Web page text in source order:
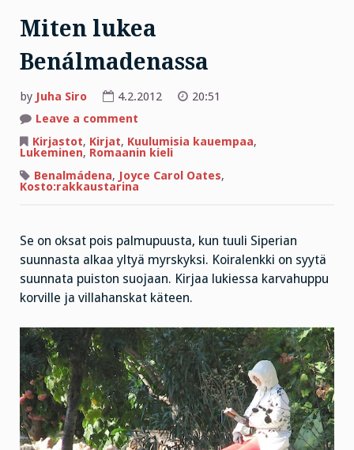
Miten lukea
Benálmadenassa
by Juha Siro 4.2.2012
20:51
Leave a comment
lukea
Benálmadenassa
Kirjastot, Kirjat, Kuulumisia kauempaa,
Lukeminen, Romaanin kieli
Benalmádena, Joyce Carol Oates,
Kosto:rakkaustarina
Se on oksat pois palmupuusta, kun tuuli Siperian
suunnasta alkaa yltyä myrskyksi. Koiralenkki on syytä
suunnata puiston suojaan. Kirjaa lukiessa karvahuppu
korville ja villahanskat käteen.